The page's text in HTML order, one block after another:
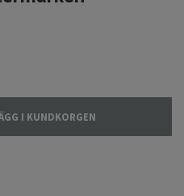
I KUNDKORGEN